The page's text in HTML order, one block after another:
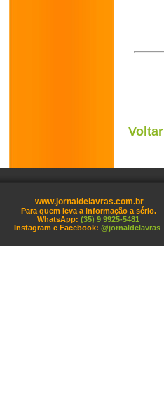
Voltar
www.jornaldelavras.com.br
Para quem leva a informação a sério.
WhatsApp: (35) 9 9925-5481
Instagram e Facebook: @jornaldelavras